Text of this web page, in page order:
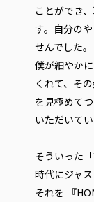
ことができ
す。自分の
せんでした。
僕が細やか
くれて、そ
を見極めて
いただいてい
そういった
時代にジャ
それを 『